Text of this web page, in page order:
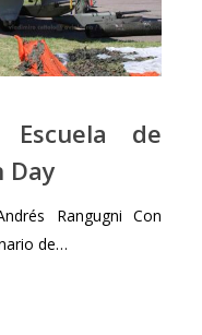
de
Day
Rangugni Con
de…